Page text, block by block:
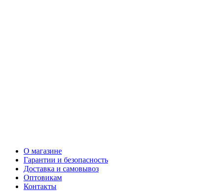
О магазине
Гарантии и безопасность
Доставка и самовывоз
Оптовикам
Контакты